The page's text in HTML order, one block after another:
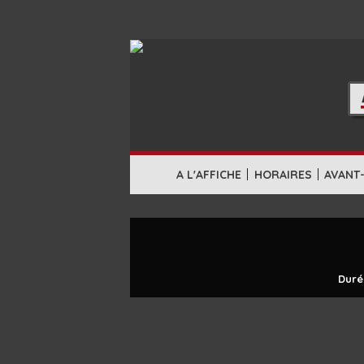
A L'AFFICHE | HORAIRES |